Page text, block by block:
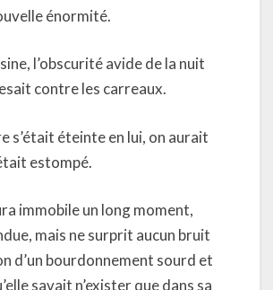
énormité.
l’obscurité avide de la nuit
contre les carreaux.
s’était éteinte en lui, on aurait
estompé.
immobile un long moment,
mais ne surprit aucun bruit
d’un bourdonnement sourd et
savait n’exister que dans sa